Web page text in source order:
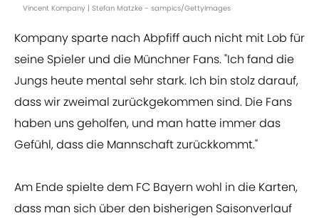
Vincent Kompany | Stefan Matzke - sampics/GettyImages
Kompany sparte nach Abpfiff auch nicht mit Lob für
seine Spieler und die Münchner Fans. "Ich fand die
Jungs heute mental sehr stark. Ich bin stolz darauf,
dass wir zweimal zurückgekommen sind. Die Fans
haben uns geholfen, und man hatte immer das
Gefühl, dass die Mannschaft zurückkommt."
Am Ende spielte dem FC Bayern wohl in die Karten,
dass man sich über den bisherigen Saisonverlauf